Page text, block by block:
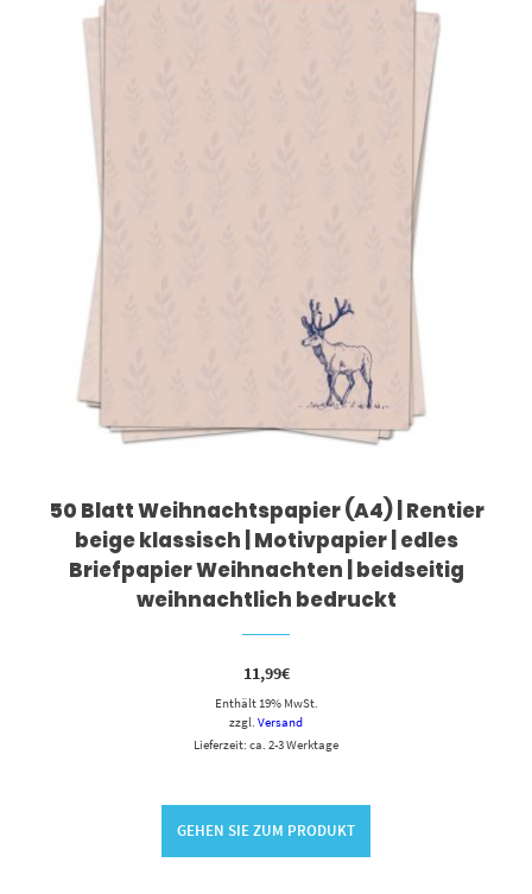
50 Blatt Weihnachtspapier (A4) | Rentier
beige klassisch | Motivpapier | edles
Briefpapier Weihnachten | beidseitig
weihnachtlich bedruckt
11,99€
Enthält 19% MwSt.
zzgl. Versand
Lieferzeit: ca. 2-3 Werktage
GEHEN SIE ZUM PRODUKT